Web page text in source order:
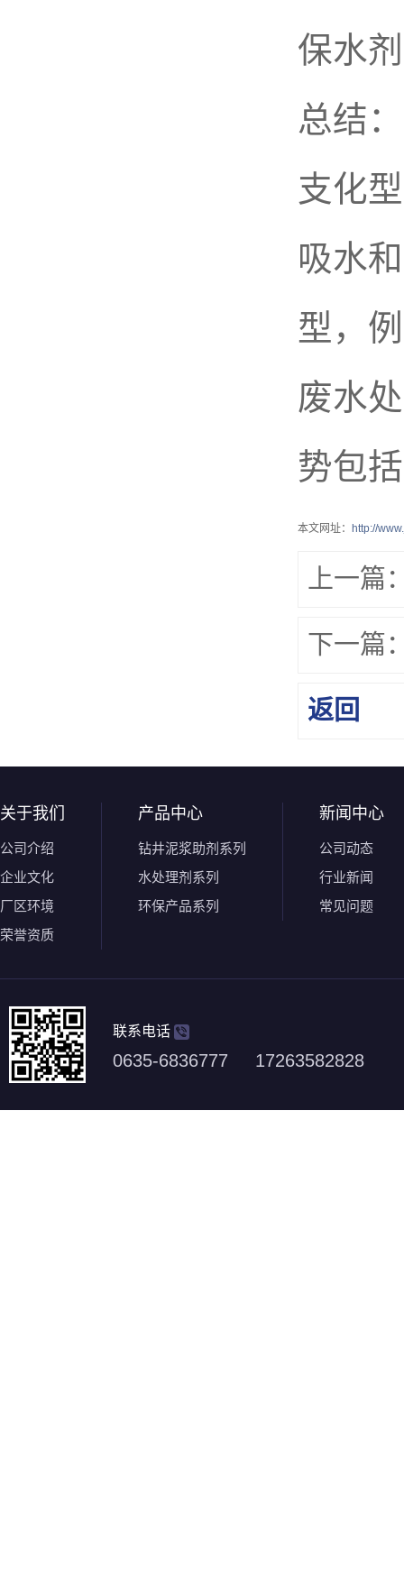
保水
总结
支化
吸水
型，
废水
势包
本文网址： http://
上一篇
下一篇
返回
关于我们
公司介绍
企业文化
厂区环境
荣誉资质
产品中心
钻井泥浆助剂系列
水处理剂系列
环保产品系列
新闻中心
公司动态
行业新闻
常见问题
联系电话
0635-6836777 17263582828